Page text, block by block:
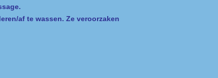
af te wassen. Ze veroorzaken